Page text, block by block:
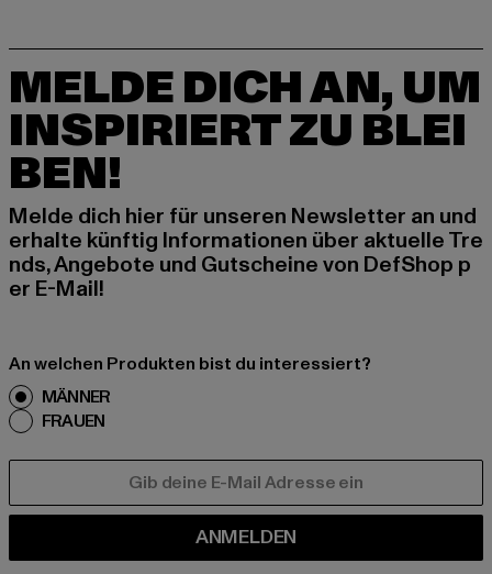
MELDE DICH AN, UM
INSPIRIERT ZU BLEI
BEN!
Melde dich hier für unseren Newsletter an und
erhalte künftig Informationen über aktuelle Tre
nds, Angebote und Gutscheine von DefShop p
er E-Mail!
An welchen Produkten bist du interessiert?
MÄNNER
FRAUEN
ANMELDEN